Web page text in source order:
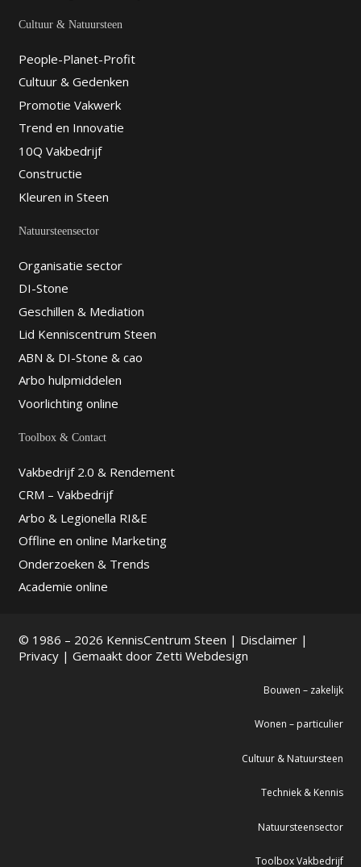
Cultuur & Natuursteen
People-Planet-Profit
Cultuur & Gedenken
Promotie Vakwerk
Trend en Innovatie
10Q Vakbedrijf
Constructie
Kleuren in Steen
Natuursteensector
Organisatie sector
DI-Stone
Geschillen & Mediation
Lid Kenniscentrum Steen
ABN & DI-Stone & cao
Arbo hulpmiddelen
Voorlichting online
Toolbox & Contact
Vakbedrijf 2.0 & Rendement
CRM – Vakbedrijf
Arbo & Legionella RI&E
Offline en online Marketing
Onderzoeken & Trends
Academie online
© 1986 – 2026 KennisCentrum Steen | Disclaimer|
Privacy| Gemaakt door Zetti Webdesign
Bouwen – zakelijk
Wonen – particulier
Cultuur & Natuursteen
Techniek & Kennis
Natuursteensector
Toolbox Vakbedrijf